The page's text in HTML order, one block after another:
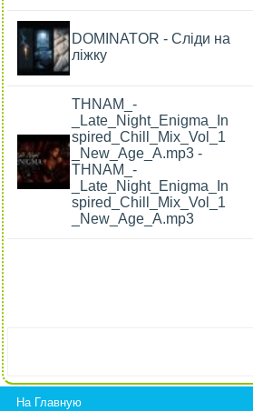
DOMINATOR - Сліди на
ліжку
THNAM_-
_Late_Night_Enigma_In
spired_Chill_Mix_Vol_1
_New_Age_A.mp3 -
THNAM_-
_Late_Night_Enigma_In
spired_Chill_Mix_Vol_1
_New_Age_A.mp3
На Главную